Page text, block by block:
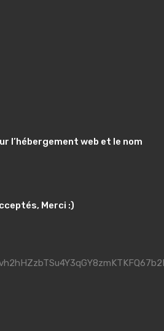
l’hébergement web et le nom
Merci :)